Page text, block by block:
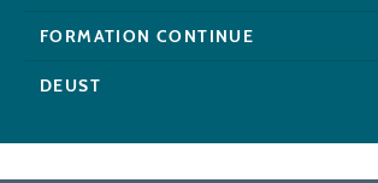
FORMATION CONTINUE
DEUST